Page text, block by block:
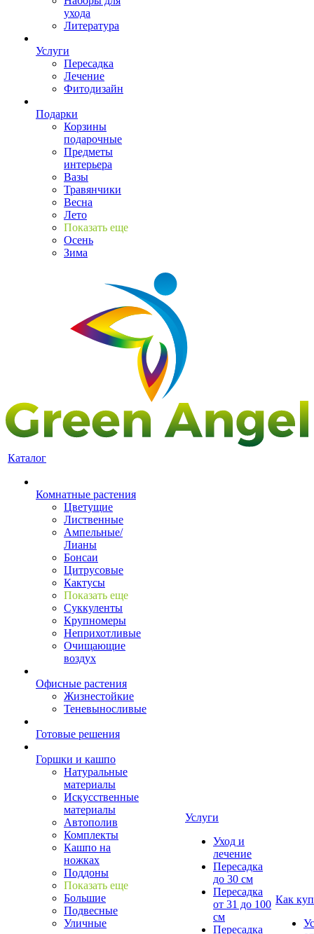
ухода
Литература
Услуги
Пересадка
Лечение
Фитодизайн
Подарки
Корзины
подарочные
Предметы
интерьера
Вазы
Травянчики
Весна
Лето
Показать еще
Осень
Зима
Каталог
Комнатные растения
Цветущие
Лиственные
Ампельные/
Лианы
Бонсаи
Цитрусовые
Кактусы
Показать еще
Суккуленты
Крупномеры
Неприхотливые
Очищающие
воздух
Офисные растения
Жизнестойкие
Теневыносливые
Готовые решения
Горшки и кашпо
Натуральные
материалы
Искусственные
материалы
Автополив
Комплекты
Кашпо на
ножках
Поддоны
Показать еще
Большие
Подвесные
Уличные
Услуги
Уход и
лечение
Пересадка
до 30 см
Пересадка
от 31 до 100
см
Пересадка
Как